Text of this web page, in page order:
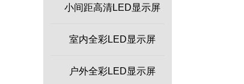
小间距高清LED显示屏
室内全彩LED显示屏
户外全彩LED显示屏